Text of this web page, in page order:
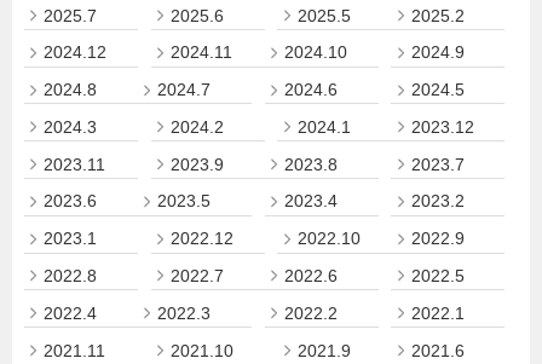
2025.7
2025.6 2025.5
2025.2
2024.12
2024.11 2024.10
2024.9
2024.8
2024.7 2024.6
2024.5
2024.3
2024.2 2024.1
2023.12
2023.11
2023.9 2023.8
2023.7
2023.6
2023.5 2023.4
2023.2
2023.1
2022.12 2022.10
2022.9
2022.8
2022.7 2022.6
2022.5
2022.4
2022.3 2022.2
2022.1
2021.11
2021.10 2021.9
2021.6